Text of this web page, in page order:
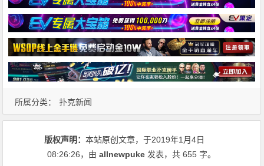
所属分类： 扑克新闻
版权声明：本站原创文章，于2019年1月4日
08:26:26，由allnewpuke 发表，共 655 字。